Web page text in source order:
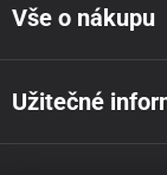
Vše o nákupu
Užitečné